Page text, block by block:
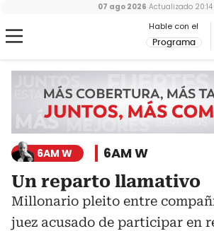
Hable con el
Programa
07 ago 2026 Actualizado 20:14
6AM W 6AM W
Un reparto llamativo
Millonario pleito entre
juez acusado de participar en